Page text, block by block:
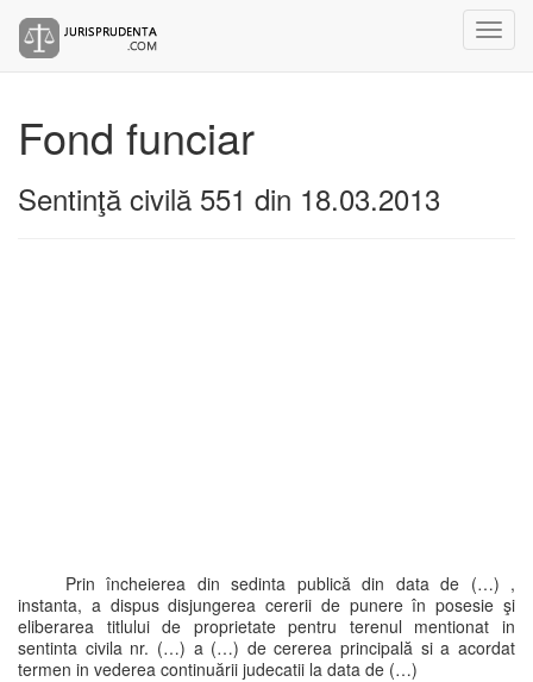
Fond funciar
Sentinţă civilă 551 din 18.03.2013
Prin încheierea din sedinta publică din data de (…) ,
instanta, a dispus disjungerea cererii de punere în posesie şi
eliberarea titlului de proprietate pentru terenul mentionat in
sentinta civila nr. (…) a (…) de cererea principală si a acordat
termen in vederea continuării judecatii la data de (…)